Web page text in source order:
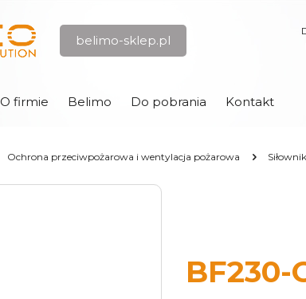
belimo-sklep.pl
O firmie Belimo Do pobrania Kontakt
Ochrona przeciwpożarowa i wentylacja pożarowa
BF230-